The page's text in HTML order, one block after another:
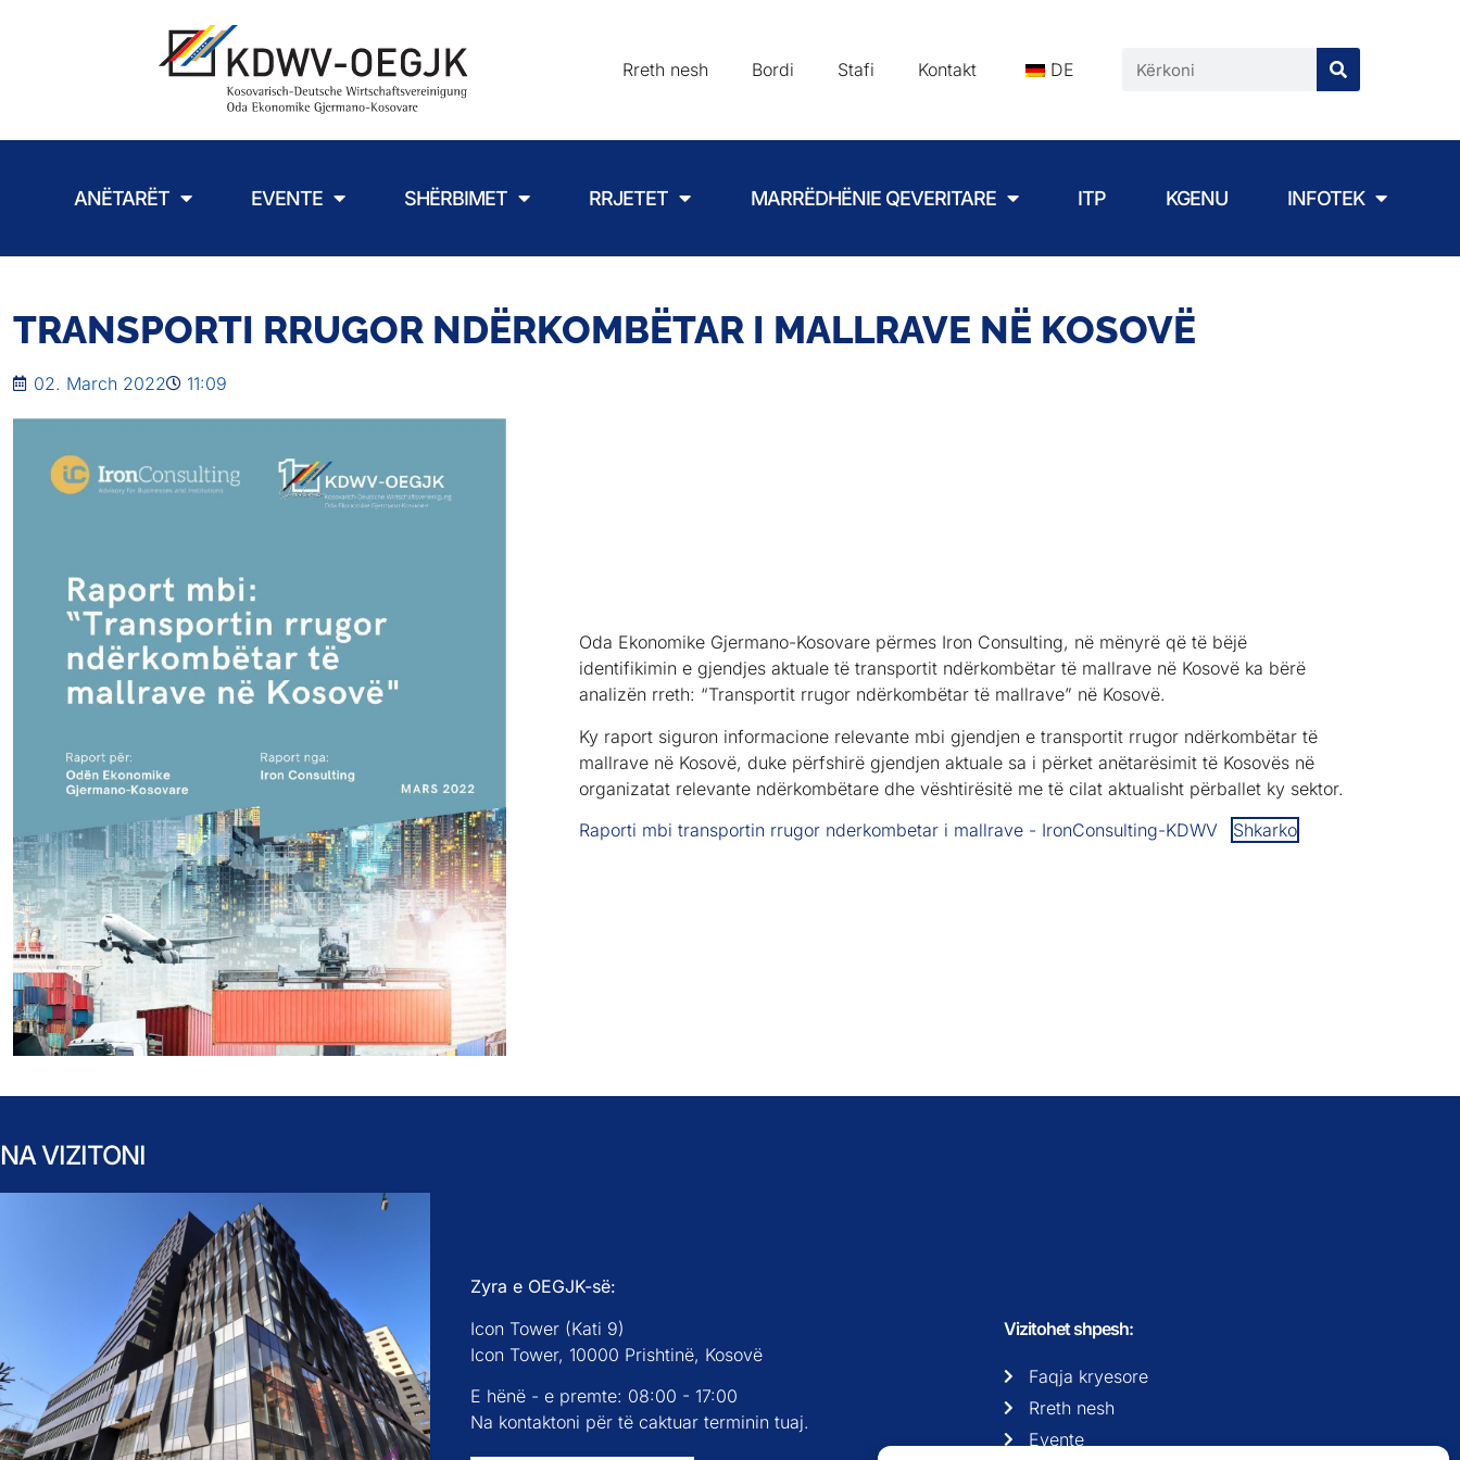
Rreth nesh Bordi Stafi Kontakt DE
ANËTARËT EVENTE SHËRBIMET RRJETET MARRËDHËNIE QEVERITARE ITP KGENU INFOTEK
TRANSPORTI RRUGOR NDËRKOMBËTAR I MALLRAVE NË KOSOVË
02. March 2022 11:09
Oda Ekonomike Gjermano-Kosovare përmes Iron Consulting, në mënyrë që të bëjë
identifikimin e gjendjes aktuale të transportit ndërkombëtar të mallrave në Kosovë ka bërë
analizën rreth: “Transportit rrugor ndërkombëtar të mallrave” në Kosovë.
Ky raport siguron informacione relevante mbi gjendjen e transportit rrugor ndërkombëtar të
mallrave në Kosovë, duke përfshirë gjendjen aktuale sa i përket anëtarësimit të Kosovës në
organizatat relevante ndërkombëtare dhe vështirësitë me të cilat aktualisht përballet ky sektor.
Raporti mbi transportin rrugor nderkombetar i mallrave - IronConsulting-KDWV
Shkarko
NA VIZITONI
Zyra e OEGJK-së:
Icon Tower (Kati 9)
Icon Tower, 10000 Prishtinë, Kosovë
E hënë - e premte: 08:00 - 17:00
Na kontaktoni për të caktuar terminin tuaj.
Vizitohet shpesh:
Faqja kryesore
Rreth nesh
Evente